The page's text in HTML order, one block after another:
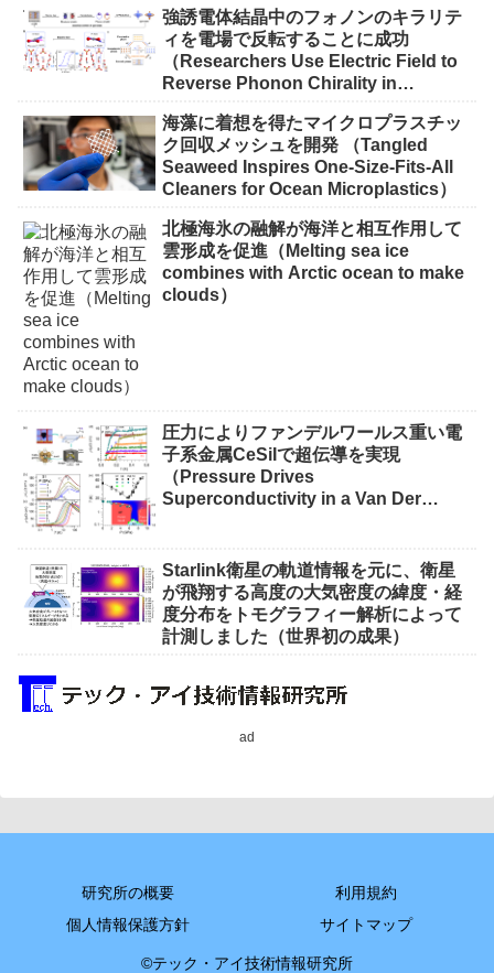
れ粒子の長距離伝送に成功 （‘Spooky’
Particles Transit DC Suburbs, a Step
Toward a Quantum Network）
強誘電体結晶中のフォノンのキラリテ
ィを電場で反転することに成功
（Researchers Use Electric Field to
Reverse Phonon Chirality in
海藻に着想を得たマイクロプラスチッ
ク回収メッシュを開発 （Tangled
Seaweed Inspires One-Size-Fits-All
Cleaners for Ocean Microplastics）
北極海氷の融解が海洋と相互作用して
雲形成を促進（Melting sea ice
combines with Arctic ocean to make
clouds）
圧力によりファンデルワールス重い電
子系金属CeSiIで超伝導を実現
（Pressure Drives
Superconductivity in a Van Der
Starlink衛星の軌道情報を元に、衛星
が飛翔する高度の大気密度の緯度・経
度分布をトモグラフィー解析によって
計測しました（世界初の成果）
ad
研究所の概要
利用規約
個人情報保護方針
サイトマップ
©テック・アイ技術情報研究所